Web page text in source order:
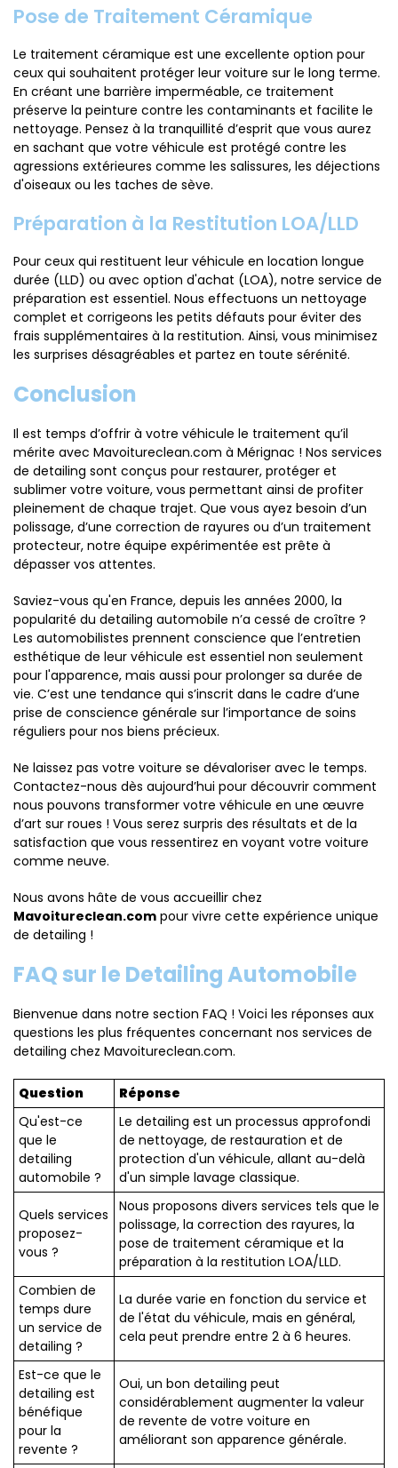
Pose de Traitement Céramique
Le traitement céramique est une excellente option pour
ceux qui souhaitent protéger leur voiture sur le long terme.
En créant une barrière imperméable, ce traitement
préserve la peinture contre les contaminants et facilite le
nettoyage. Pensez à la tranquillité d’esprit que vous aurez
en sachant que votre véhicule est protégé contre les
agressions extérieures comme les salissures, les déjections
d'oiseaux ou les taches de sève.
Préparation à la Restitution LOA/LLD
Pour ceux qui restituent leur véhicule en location longue
durée (LLD) ou avec option d'achat (LOA), notre service de
préparation est essentiel. Nous effectuons un nettoyage
complet et corrigeons les petits défauts pour éviter des
frais supplémentaires à la restitution. Ainsi, vous minimisez
les surprises désagréables et partez en toute sérénité.
Conclusion
Il est temps d’offrir à votre véhicule le traitement qu’il
mérite avec Mavoitureclean.com à Mérignac ! Nos services
de detailing sont conçus pour restaurer, protéger et
sublimer votre voiture, vous permettant ainsi de profiter
pleinement de chaque trajet. Que vous ayez besoin d’un
polissage, d’une correction de rayures ou d’un traitement
protecteur, notre équipe expérimentée est prête à
dépasser vos attentes.
Saviez-vous qu'en France, depuis les années 2000, la
popularité du detailing automobile n’a cessé de croître ?
Les automobilistes prennent conscience que l’entretien
esthétique de leur véhicule est essentiel non seulement
pour l'apparence, mais aussi pour prolonger sa durée de
vie. C’est une tendance qui s’inscrit dans le cadre d’une
prise de conscience générale sur l’importance de soins
réguliers pour nos biens précieux.
Ne laissez pas votre voiture se dévaloriser avec le temps.
Contactez-nous dès aujourd’hui pour découvrir comment
nous pouvons transformer votre véhicule en une œuvre
d’art sur roues ! Vous serez surpris des résultats et de la
satisfaction que vous ressentirez en voyant votre voiture
comme neuve.
Nous avons hâte de vous accueillir chez
Mavoitureclean.com pour vivre cette expérience unique
de detailing !
FAQ sur le Detailing Automobile
Bienvenue dans notre section FAQ ! Voici les réponses aux
questions les plus fréquentes concernant nos services de
detailing chez Mavoitureclean.com.
Question
Réponse
Qu'est-ce
que le
detailing
automobile ?
Le detailing est un processus approfondi
de nettoyage, de restauration et de
protection d'un véhicule, allant au-delà
d'un simple lavage classique.
Quels services
proposez-
vous ?
Nous proposons divers services tels que le
polissage, la correction des rayures, la
pose de traitement céramique et la
préparation à la restitution LOA/LLD.
Combien de
temps dure
un service de
detailing ?
La durée varie en fonction du service et
de l'état du véhicule, mais en général,
cela peut prendre entre 2 à 6 heures.
Est-ce que le
detailing est
bénéfique
pour la
revente ?
Oui, un bon detailing peut
considérablement augmenter la valeur
de revente de votre voiture en
améliorant son apparence générale.